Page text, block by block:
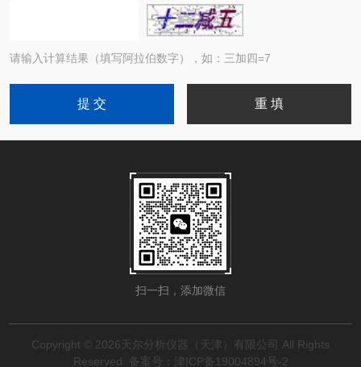
请输入计算结果（填写阿拉伯数字），如：三加四=7
扫一扫，添加微信
Copyright © 2026天尔分析仪器（天津）有限公司 All Rights
Reserved
备案号：津ICP备19004894号-2